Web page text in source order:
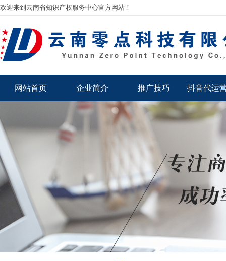
欢迎来到云南省知识产权服务中心官方网站！
网站首页 企业简介 推广技巧 抖音代运